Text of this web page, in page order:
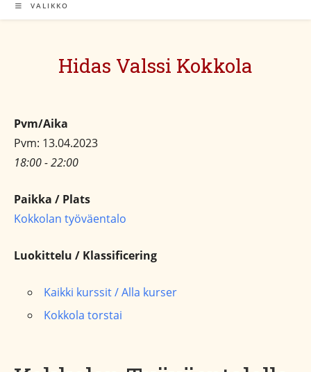
VALIKKO
Hidas Valssi Kokkola
Pvm/Aika
Pvm: 13.04.2023
18:00 - 22:00
Paikka / Plats
Kokkolan työväentalo
Luokittelu / Klassificering
Kaikki kurssit / Alla kurser
Kokkola torstai